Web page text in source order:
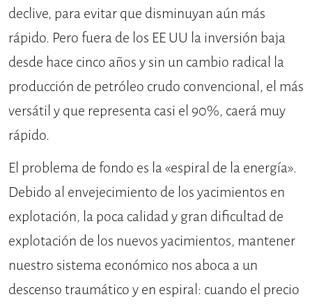
declive, para evitar que disminuyan aún más
rápido. Pero fuera de los EE UU la inversión baja
desde hace cinco años y sin un cambio radical la
producción de petróleo crudo convencional, el más
versátil y que representa casi el 90%, caerá muy
rápido.
El problema de fondo es la «espiral de la energía».
Debido al envejecimiento de los yacimientos en
explotación, la poca calidad y gran dificultad de
explotación de los nuevos yacimientos, mantener
nuestro sistema económico nos aboca a un
descenso traumático y en espiral: cuando el precio